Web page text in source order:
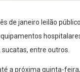
de janeiro leilão
entre outros.
a próxima quinta-